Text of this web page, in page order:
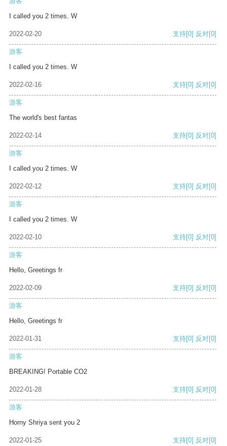
I called you 2 times. W
2022-02-20 支持[0] 反对[0]
游客
I called you 2 times. W
2022-02-16 支持[0] 反对[0]
游客
The world's best fantas
2022-02-14 支持[0] 反对[0]
游客
I called you 2 times. W
2022-02-12 支持[0] 反对[0]
游客
I called you 2 times. W
2022-02-10 支持[0] 反对[0]
游客
Hello, Greetings fr
2022-02-09 支持[0] 反对[0]
游客
Hello, Greetings fr
2022-01-31 支持[0] 反对[0]
游客
BREAKING! Portable CO2
2022-01-28 支持[0] 反对[0]
游客
Horny Shriya sent you 2
2022-01-25 支持[0] 反对[0]